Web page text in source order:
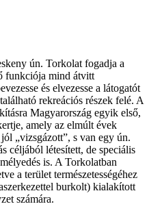
ún. Torkolat fogadja a
funkciója mind átvitt
és elvezesse a látogatót
rekreációs részek felé. A
Magyarország egyik első,
amely az elmúlt évek
„vizsgázott”, s van egy ún.
céljából létesített, de speciális
is. A Torkolatban
a terület természetességéhez
burkolt) kialakított
számára.